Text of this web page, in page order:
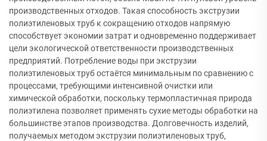
производственных отходов. Такая способность экструзии
полиэтиленовых труб к сокращению отходов напрямую
способствует экономии затрат и одновременно поддерживает
цели экологической ответственности производственных
предприятий. Потребление воды при экструзии
полиэтиленовых труб остаётся минимальным по сравнению с
процессами, требующими интенсивной очистки или
химической обработки, поскольку термопластичная природа
полиэтилена позволяет применять сухие методы обработки на
большинстве этапов производства. Долговечность изделий,
получаемых методом экструзии полиэтиленовых труб,